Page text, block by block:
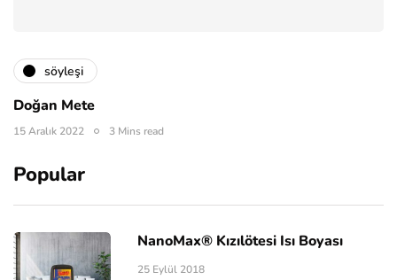
söyleşi
Doğan Mete
15 Aralık 2022 3 Mins read
Popular
NanoMax® Kızılötesi Isı Boyası
25 Eylül 2018